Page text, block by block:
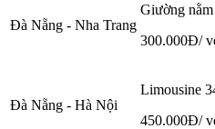
Đà Nẵng - Nha Trang
Giường
300.000Đ/
Đà Nẵng - Hà Nội
Limousine
450.000Đ/